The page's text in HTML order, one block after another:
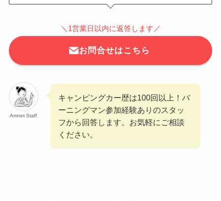
＼1営業日以内に返答します／
お問合せはこちら
Amnet Staff
キャンピングカー歴は100回以上！バ
ーニングマン参加経験ありのスタッ
フから回答します。お気軽にご相談
ください。